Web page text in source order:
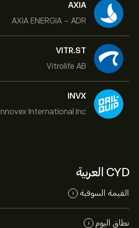
AXIA
AXIA ENERGIA - ADR
VITR.ST
Vitrolife AB
INVX
Innovex International Inc
CYD العربية
القيمة السوقية i
نطاق اليوم i